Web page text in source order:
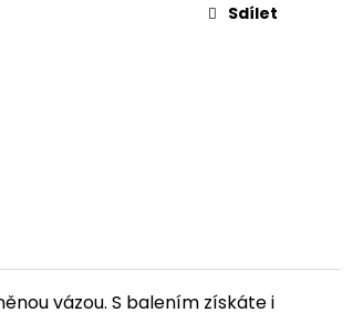
Sdílet
vázou. S balením získáte i